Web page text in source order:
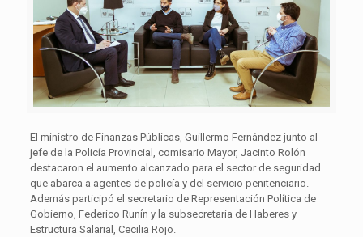
El ministro de Finanzas Públicas, Guillermo Fernández junto al
jefe de la Policía Provincial, comisario Mayor, Jacinto Rolón
destacaron el aumento alcanzado para el sector de seguridad
que abarca a agentes de policía y del servicio penitenciario.
Además participó el secretario de Representación Política de
Gobierno, Federico Runín y la subsecretaria de Haberes y
Estructura Salarial, Cecilia Rojo.